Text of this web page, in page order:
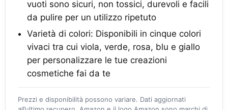
vuoti sono sicuri, non tossici, durevoli e facili
da pulire per un utilizzo ripetuto
Varietà di colori: Disponibili in cinque colori
vivaci tra cui viola, verde, rosa, blu e giallo
per personalizzare le tue creazioni
cosmetiche fai da te
Prezzi e disponibilità possono variare. Dati aggiornati